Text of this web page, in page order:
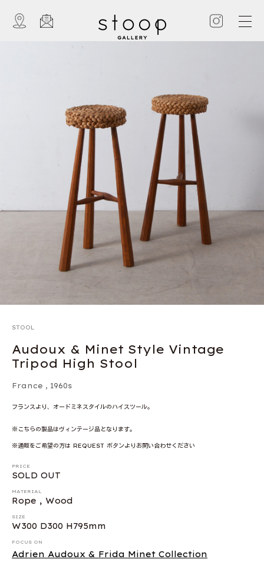
STOOL
Audoux & Minet Style Vintage
Tripod High Stool
France , 1960s
フランスより、オードミネスタイルのハイスツール。
※こちらの製品はヴィンテージ品となります。
※通販をご希望の方は REQUEST ボタンよりお問い合わせください
PRICE
SOLD OUT
MATERIAL
Rope , Wood
SIZE
W300 D300 H795mm
FOCUS ON
Adrien Audoux & Frida Minet Collection